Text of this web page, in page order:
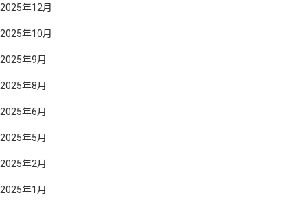
2025年12月
2025年10月
2025年9月
2025年8月
2025年6月
2025年5月
2025年2月
2025年1月